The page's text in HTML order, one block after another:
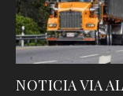
NOTICIA VIA